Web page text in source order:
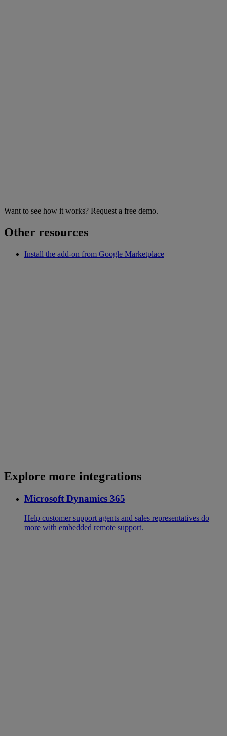
Want to see how it works? Request a free demo.
Other resources
Install the add-on from Google Marketplace
Explore more integrations
Microsoft Dynamics 365
Help customer support agents and sales representatives do
more with embedded remote support.